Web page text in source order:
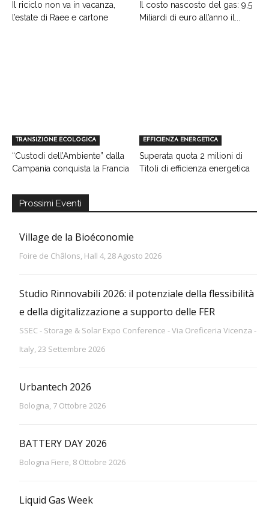
Il riciclo non va in vacanza,
l’estate di Raee e cartone
Il costo nascosto del gas: 9,5
Miliardi di euro all’anno il...
TRANSIZIONE ECOLOGICA
“Custodi dell’Ambiente” dalla
Campania conquista la Francia
EFFICIENZA ENERGETICA
Superata quota 2 milioni di
Titoli di efficienza energetica
Prossimi Eventi
Village de la Bioéconomie
Foire de Châlons, Hall 4, 28 Agosto 2026
Studio Rinnovabili 2026: il potenziale della flessibilità
e della digitalizzazione a supporto delle FER
SSEC - Storage & Solar Expo Conference - Via Oreficeria Vicenza -
Italy, 23 Settembre 2026
Urbantech 2026
Bologna, 7 Ottobre 2026
BATTERY DAY 2026
Bologna Fiere, 8 Ottobre 2026
Liquid Gas Week